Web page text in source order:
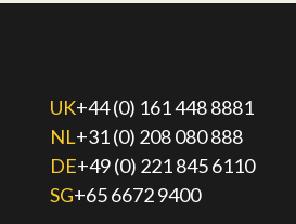
UK+44 (0) 161 448 8881
NL+31 (0) 208 080 888
DE+49 (0) 221 845 6110
SG+65 6672 9400